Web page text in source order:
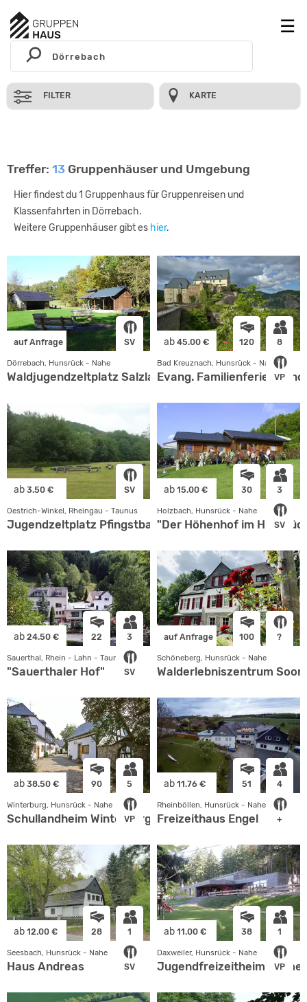
FILTER KARTE
Treffer: 13 Gruppenhäuser und Umgebung
Hier findest du 1 Gruppenhaus für Gruppenreisen und
Klassenfahrten in Dörrebach.
Weitere Gruppenhäuser gibt es hier.
auf Anfrage SV
Dörrebach, Hunsrück - Nahe
Waldjugendzeltplatz Salzlackwiese
ab 45.00 € 120 8
VP
Bad Kreuznach, Hunsrück - Nahe
Evang. Familienferien- und
ab 3.50 € SV
Oestrich-Winkel, Rheingau - Taunus
Jugendzeltplatz Pfingstbachwiesen
ab 15.00 € 30 3
SV
Holzbach, Hunsrück - Nahe
"Der Höhenhof im
ab 24.50 € 22 3
SV
Sauerthal, Rhein - Lahn - Taunus
"Sauerthaler Hof"
auf Anfrage 100 ?
Schöneberg, Hunsrück - Nahe
Walderlebniszentrum
ab 38.50 € 90 5
VP
Winterburg, Hunsrück - Nahe
Schullandheim Winterburg
ab 11.76 € 51 4
+
Rheinböllen, Hunsrück - Nahe
Freizeithaus Engel
ab 12.00 € 28 1
SV
Seesbach, Hunsrück - Nahe
Haus Andreas
ab 11.00 € 38 1
VP
Daxweiler, Hunsrück - Nahe
Jugendfreizeitheim